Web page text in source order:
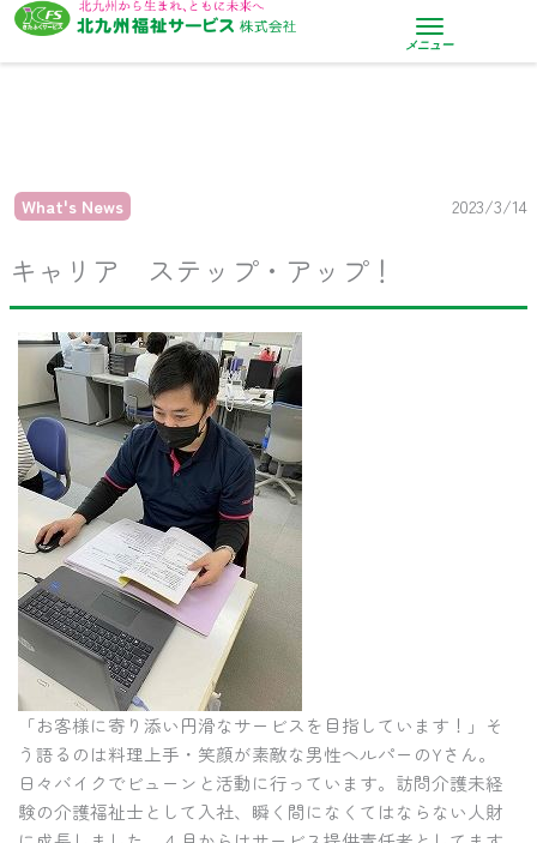
内
を
メニュー
What's News 2023/3/14
キャリア ステップ・アップ！
「お客様に寄り添い円滑なサービスを目指しています！」そ
う語るのは料理上手・笑顔が素敵な男性ヘルパーのYさん。
日々バイクでビューンと活動に行っています。訪問介護未経
験の介護福祉士として入社、瞬く間になくてはならない人財